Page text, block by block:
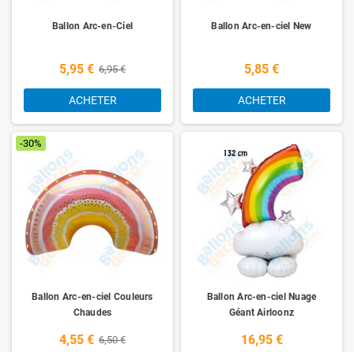
Ballon Arc-en-Ciel
5,95 € 6,95 €
ACHETER
Ballon Arc-en-ciel New
5,85 €
ACHETER
-30%
Ballon Arc-en-ciel Couleurs
Chaudes
4,55 € 6,50 €
Ballon Arc-en-ciel Nuage
Géant Airloonz
16,95 €